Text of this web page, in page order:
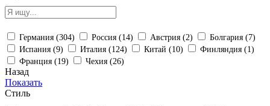
Германия (304) Россия (14) Австрия (2) Болгария (7)
Испания (9) Италия (124) Китай (10) Финляндия (1)
Франция (19) Чехия (26)
Назад
Показать
Стиль